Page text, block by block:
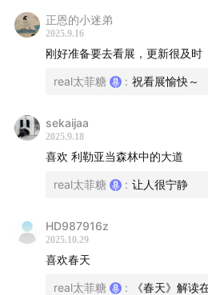
的作品，第一期内容会更适合您
术史到展品，看展全指南
逐画解读|梵高、高更和雷诺阿
关键词：奥赛大展、
浦美奥赛展
0:47 第一期奥赛展回顾、本期内
Top1《贝勒岛荒野海岸的岩
正恩的小迷弟
2025.9.16
刚好准备要去看展，更新很及时
real太菲糖 : 祝看展愉快～
sekaijaa
2025.9.18
喜欢 利勒亚当森林中的大道
real太菲糖 : 让人很宁静
HD987916z
2025.10.29
喜欢春天
real太菲糖 : 《春天》解读